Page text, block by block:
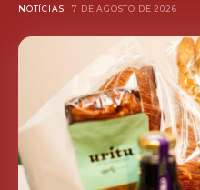
NOTÍCIAS 7 DE AGOSTO DE 2026